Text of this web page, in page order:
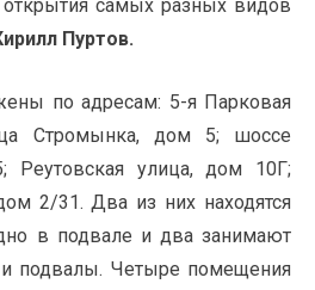
открытия самых разных видов
Пуртов.
по адресам: 5-я Парковая
Стромынка, дом 5; шоссе
Реутовская улица, дом 10Г;
2/31.Два из них находятся
в подвале и два занимают
подвалы. Четыре помещения